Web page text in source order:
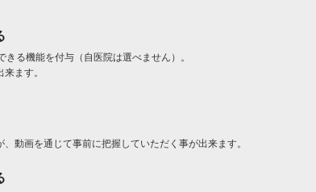
る機能を付与（自医院は選べません）。
ます。
動画を通じて事前に把握していただく事が出来ます。